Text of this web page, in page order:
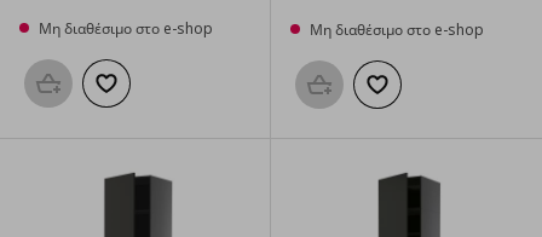
Μη διαθέσιμο στο e-shop
Προσθήκη στο καλάθι
Προσθήκη στα αγαπημένα
Μη διαθέσιμο στο e-shop
Προσθήκη στο καλάθι
Προσθήκη στα